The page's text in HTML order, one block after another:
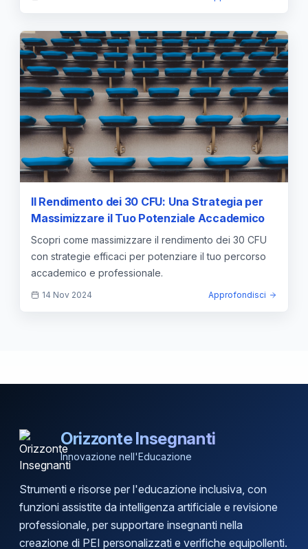
Il Rendimento dei 30 CFU: Una Strategia per
Massimizzare il Tuo Potenziale Accademico
Scopri come massimizzare il rendimento dei 30 CFU
con strategie efficaci per potenziare il tuo percorso
accademico e professionale.
14 Nov 2024 Approfondisci
Orizzonte Insegnanti
Innovazione nell'Educazione
Strumenti e risorse per l'educazione inclusiva, con
funzioni assistite da intelligenza artificiale e revisione
professionale, per supportare insegnanti nella
creazione di PEI personalizzati e verifiche equipollenti.